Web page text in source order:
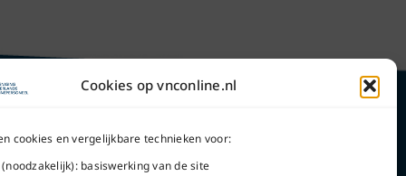
Cookies op vnconline.nl
cookies en vergelijkbare technieken voor:
basiswerking van de site